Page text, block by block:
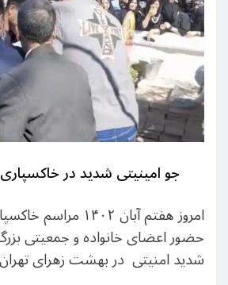
جو امینیتی شدید در خاکسپاری
امروز هفتم آبان ۱۴۰۲
حضور اعضای خانواده و جمعیتی
شدید امنیتی در بهشت زهرای تهران